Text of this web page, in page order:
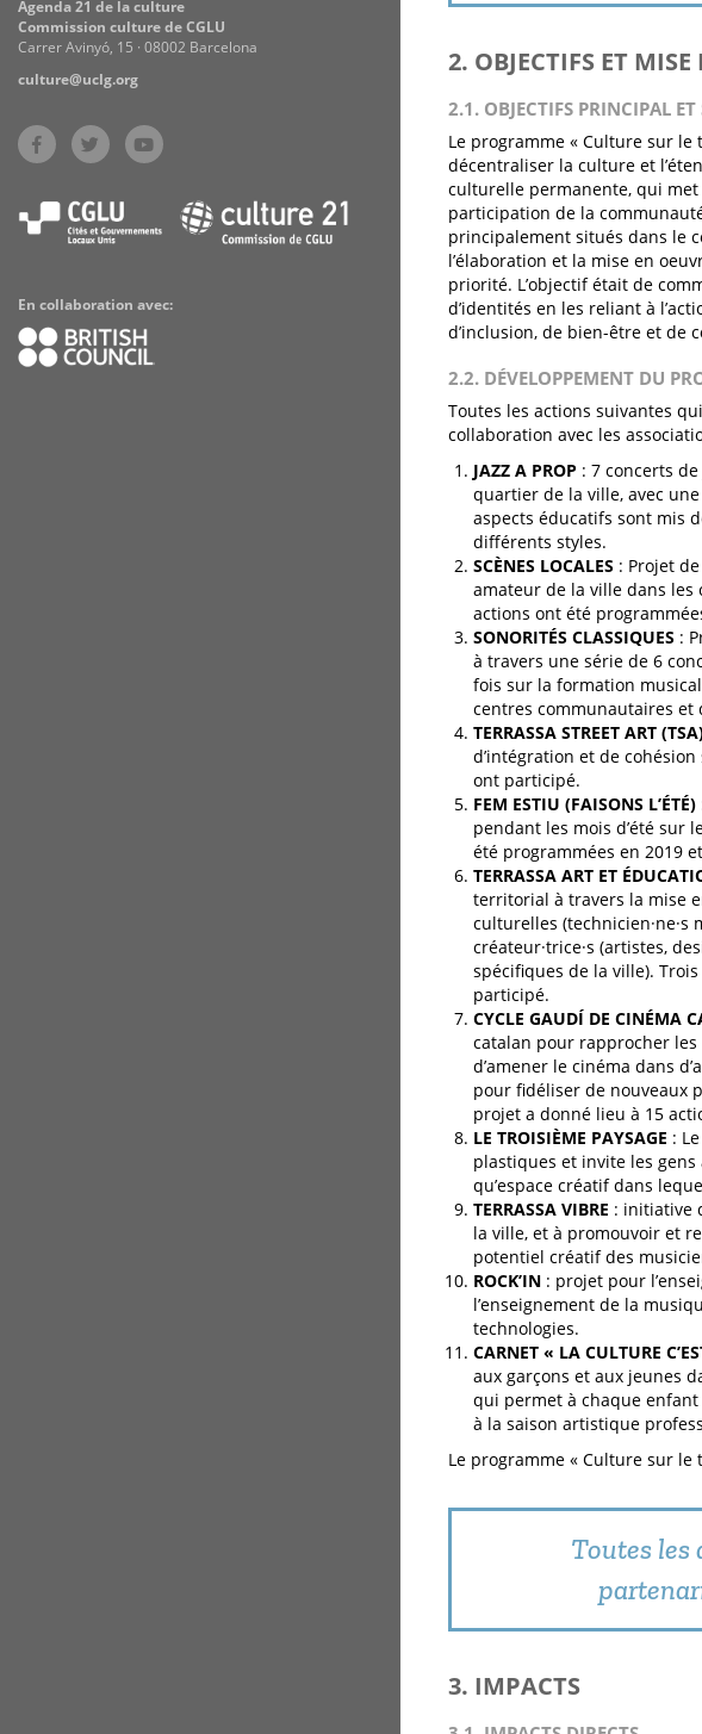
Agenda 21 de la culture
Commission culture de CGLU
Carrer Avinyó, 15 · 08002 Barcelona
culture@uclg.org
En collaboration avec:
2. OBJECTIFS ET
2.1. OBJECTIFS PRINCIPAL ET
Le programme « Culture sur
décentraliser la culture et
culturelle permanente, qui
participation de la
principalement situés dans le
l’élaboration et la mise en
priorité. L’objectif était de
d’identités en les reliant à
d’inclusion, de bien-être et de
2.2. DÉVELOPPEMENT DU
Toutes les actions suivantes
collaboration avec les
JAZZ A PROP : 7 concerts
quartier de la ville, avec
aspects éducatifs sont mis
différents styles.
SCÈNES LOCALES : Projet
amateur de la ville dans
actions ont été
SONORITÉS CLASSIQUES :
à travers une série de 6
fois sur la formation
centres communautaires et
TERRASSA STREET ART
d’intégration et de
ont participé.
FEM ESTIU (FAISONS L’ÉTÉ)
pendant les mois d’été sur
été programmées en 2019
TERRASSA ART ET
territorial à travers la mise
culturelles (technicien·ne·s
créateur·trice·s (artistes,
spécifiques de la ville).
participé.
CYCLE GAUDÍ DE CINÉMA
catalan pour rapprocher les
d’amener le cinéma dans
pour fidéliser de nouveaux
projet a donné lieu à 15
LE TROISIÈME PAYSAGE :
plastiques et invite les
qu’espace créatif dans
TERRASSA VIBRE : initiative
la ville, et à promouvoir et
potentiel créatif des
ROCK’IN : projet pour
l’enseignement de la
technologies.
CARNET « LA CULTURE
aux garçons et aux jeunes
qui permet à chaque enfant
à la saison artistique
Le programme « Culture sur le
Toutes les
3. IMPACTS